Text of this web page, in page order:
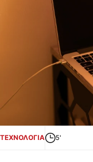
ΤΕΧΝΟΛΟΓΙΑ 5'